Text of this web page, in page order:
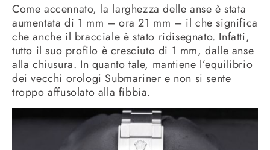
Come accennato, la larghezza delle anse è stata
aumentata di 1 mm – ora 21 mm – il che significa
che anche il bracciale è stato ridisegnato. Infatti,
tutto il suo profilo è cresciuto di 1 mm, dalle anse
alla chiusura. In quanto tale, mantiene l’equilibrio
dei vecchi orologi Submariner e non si sente
troppo affusolato alla fibbia.